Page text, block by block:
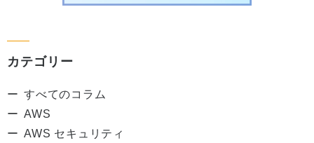
カテゴリー
すべてのコラム
AWS
AWS セキュリティ